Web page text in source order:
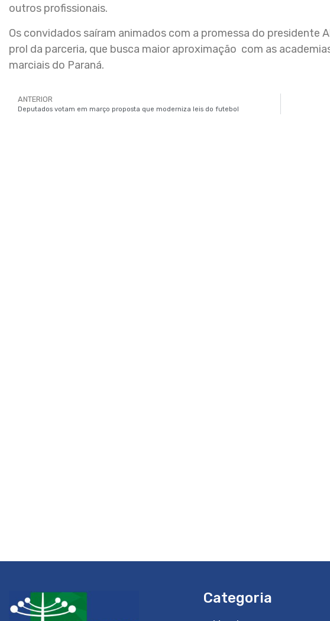
outros profissionais.
Os convidados saíram animados com a promessa do presidente
prol da parceria, que busca maior aproximação com as
marciais do Paraná.
ANTERIOR
Deputados votam em março proposta que moderniza leis do futebol
Categoria